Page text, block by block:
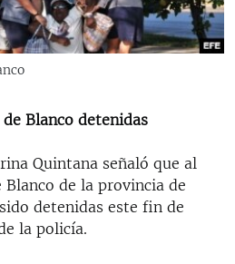
EN CUBA
Blanco detenidas
Quintana señaló que al
Blanco de la provincia de
detenidas este fin de
la policía.